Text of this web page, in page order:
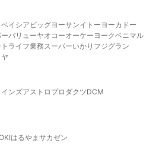
ベイシア ビッグヨーサンイトーヨーカドー
バリューヤオコーオーケー ヨークベニマル
ライフ業務スーパーいかり フジグラン
インズアストロプロダクツDCM
はるやま サカゼン